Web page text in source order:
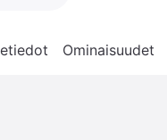
Ominaisuudet